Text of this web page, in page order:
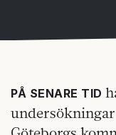
PÅ SENARE TID